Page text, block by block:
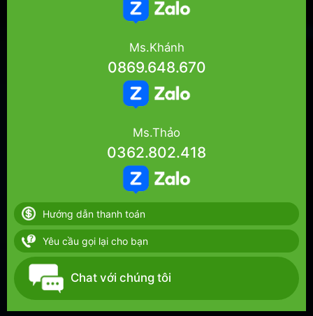
Ms.Khánh
0869.648.670
Ms.Thảo
0362.802.418
Hướng dẫn thanh toán
Yêu cầu gọi lại cho bạn
Chat với chúng tôi